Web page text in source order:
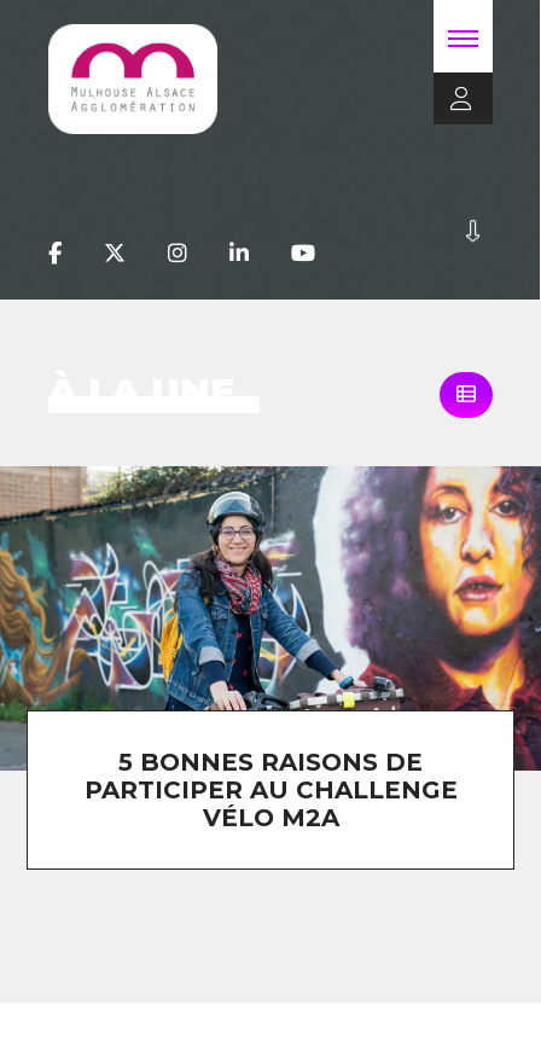
5 BONNES RAISONS DE
PARTICIPER AU CHALLENGE
VÉLO M2A